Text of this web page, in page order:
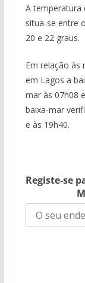
A temperatura
situa-se entre
20 e 22 graus.
Em relação às
em Lagos a
mar às 07h08
baixa-mar
e às 19h40.
Registe-se